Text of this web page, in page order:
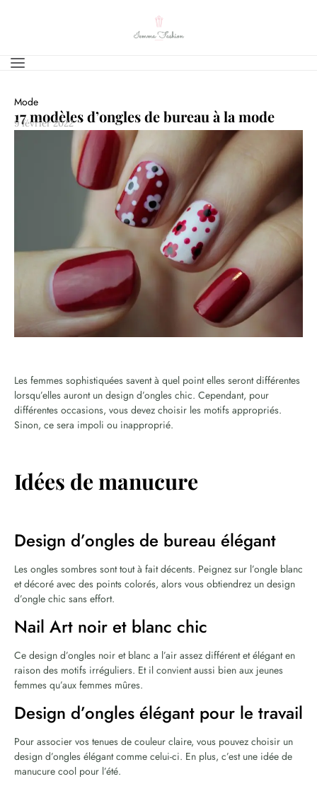
Mode
17 modèles d’ongles de bureau à la mode
9 février 2022
Les femmes sophistiquées savent à quel point elles seront différentes
lorsqu’elles auront un design d’ongles chic. Cependant, pour
différentes occasions, vous devez choisir les motifs appropriés.
Sinon, ce sera impoli ou inapproprié.
Idées de manucure
Design d’ongles de bureau élégant
Les ongles sombres sont tout à fait décents. Peignez sur l’ongle blanc
et décoré avec des points colorés, alors vous obtiendrez un design
d’ongle chic sans effort.
Nail Art noir et blanc chic
Ce design d’ongles noir et blanc a l’air assez différent et élégant en
raison des motifs irréguliers. Et il convient aussi bien aux jeunes
femmes qu’aux femmes mûres.
Design d’ongles élégant pour le travail
Pour associer vos tenues de couleur claire, vous pouvez choisir un
design d’ongles élégant comme celui-ci. En plus, c’est une idée de
manucure cool pour l’été.